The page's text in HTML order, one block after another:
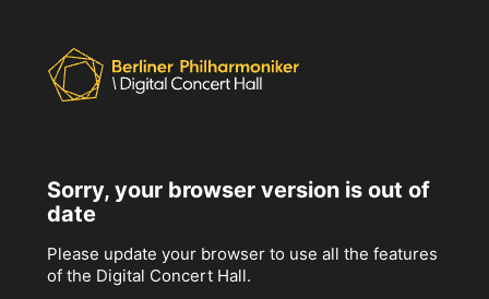
Sorry, your browser version is out of
date
Please update your browser to use all the features
of the Digital Concert Hall.